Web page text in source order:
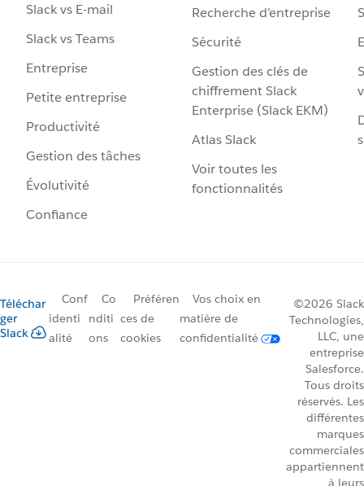
Slack vs E-mail
Slack vs Teams
Entreprise
Petite entreprise
Productivité
Gestion des tâches
Évolutivité
Confiance
Recherche d’entreprise
Sécurité
Gestion des clés de
chiffrement Slack
Enterprise (Slack EKM)
Atlas Slack
Voir toutes les
fonctionnalités
Téléchar
ger
Slack
Conf
identi
alité
Co
nditi
ons
Préféren
ces de
cookies
Vos choix en
matière de
confidentialité
©2026 Slack
Technologies,
LLC, une
entreprise
Salesforce.
Tous droits
réservés. Les
différentes
marques
commerciales
appartiennent
à leurs